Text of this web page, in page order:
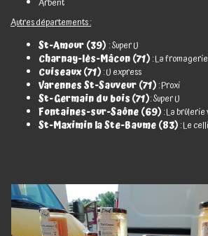
Autres départements :
St-Amour (39) : Super U
Charnay-lès-Mâcon (71): La
Cuiseaux (71): U express
Varennes St-Sauveur (71): Proxi
St-Germain du bois(71): Super U
Fontaines-sur-Saône (69): La
St-Maximin la Ste-Baume (83): Le